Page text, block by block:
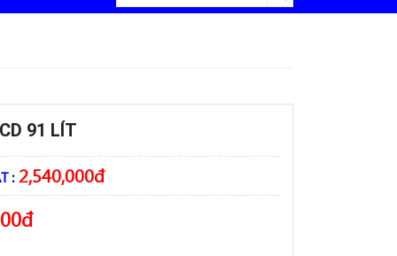
91 LÍT
:2,540,000đ
đ